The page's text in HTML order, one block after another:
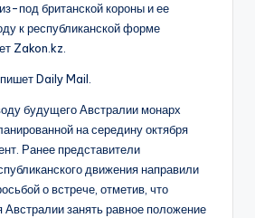
под британской короны и ее
к республиканской форме
Zakon.kz.
Daily Mail.
будущего Австралии монарх
на середину октября
Ранее представители
движения направили
о встрече, отметив, что
занять равное положение